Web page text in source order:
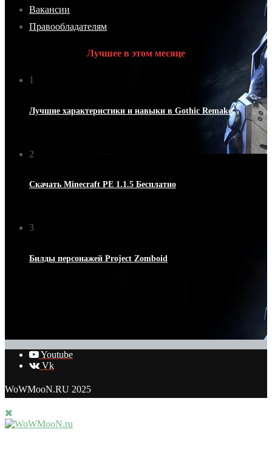
Вакансии
Правообладателям
Лучшее в этом месяце
1
Лучшие характеристики и навыки в Gothic Remake
2
Скачать Minecraft PE 1.1.5 Бесплатно
3
Билды персонажей Project Zomboid
Youtube
Vk
WoWMooN.RU 2025